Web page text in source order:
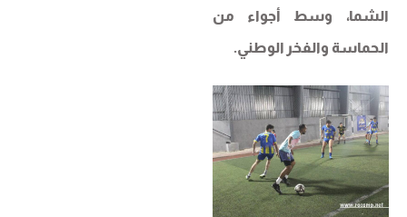
الشما، وسط أجواء من
الحماسة والفخر الوطني.